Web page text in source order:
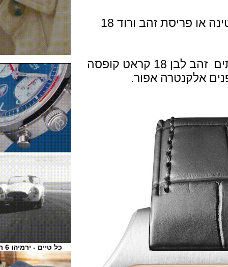
רצועת עור תנין שחור או אפור עם פלטינה או פריסת זהב ורוד 18
גרסת הפלטינה מגיעה עם ערכת חפתים זהב לבן 18 קראט קופסה
אלקנטרה אפור.
כל טיים - ירמיהו 6 ת"א